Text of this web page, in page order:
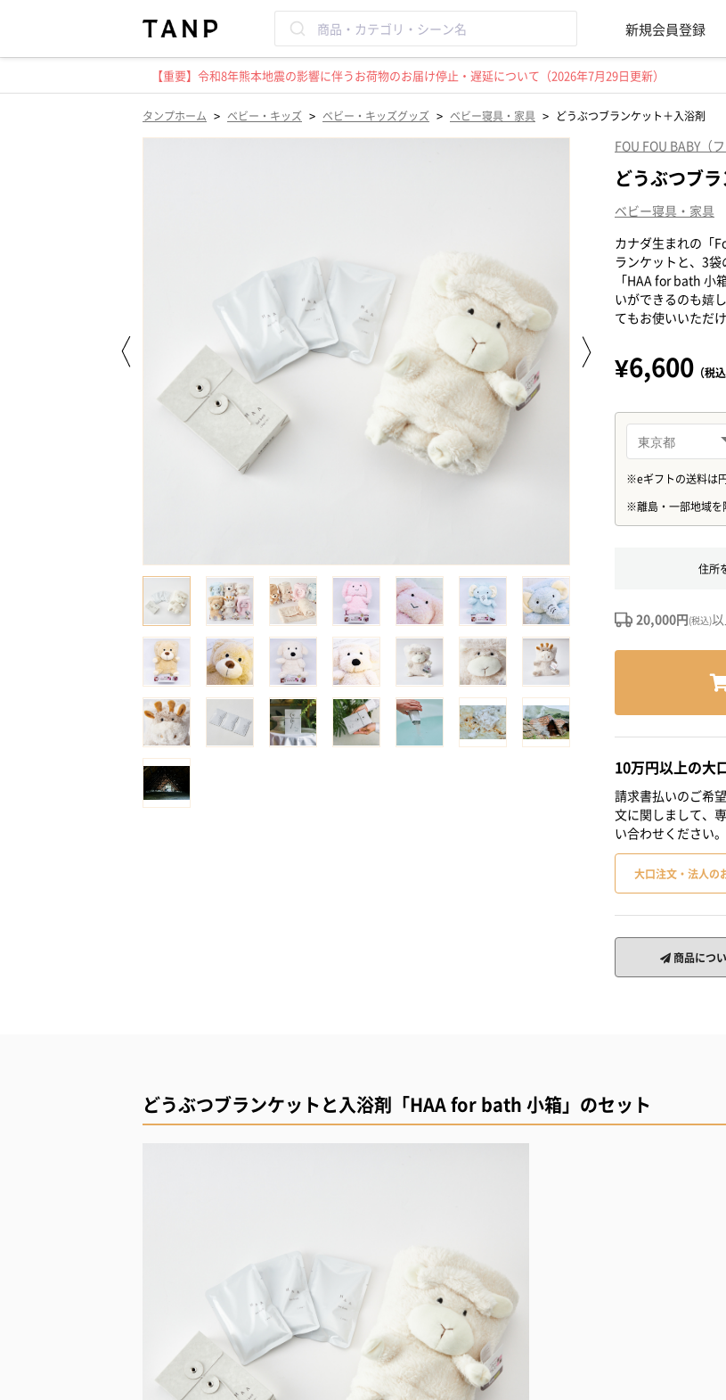
新規会員登録
【重要】令和8年熊本地震の影響に伴うお荷物のお届け停止・遅延について（2026年7月29日更新）
タンプホーム > ベビー・キッズ > ベビー・キッズグッズ > ベビー寝具・家具 > どうぶつブランケット＋入浴剤
FOU FOU BABY（
どうぶつブ
ベビー寝具・家具
カナダ生まれの「
ランケットと、3
「HAA for bath
いができるのも嬉
てもお使いいただけ
¥6,600 （税込
住所
20,000円(税込)
10万円以上の大
請求書払いのご希
文に関しまして、
い合わせください。
大口注文・法人の
商品につ
どうぶつブランケットと入浴剤「HAA for bath 小箱」のセット